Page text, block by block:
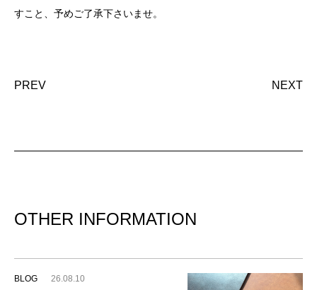
すこと、予めご了承下さいませ。
PREV NEXT
OTHER INFORMATION
BLOG 26.08.10